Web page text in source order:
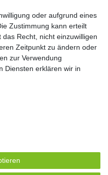
Impressum
AGB Kontakt
oder aufgrund eines
Zustimmung kann erteilt
Recht, nicht einzuwilligen
Zeitpunkt zu ändern oder
zur Verwendung
Diensten erklären wir in
Alle Rechte vorbehalten. |
Handel, Handwerk und